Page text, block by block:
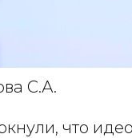
С.А.
что